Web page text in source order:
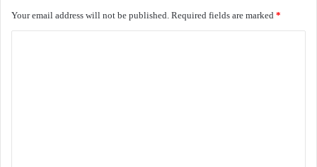
Your email address will not be published. Required fields are marked *